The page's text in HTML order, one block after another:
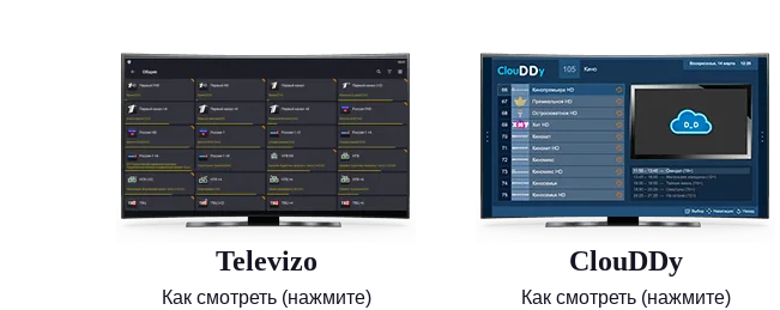
Televizo
Как смотреть (нажмите)
ClouDDy
Как смотреть (нажмите)